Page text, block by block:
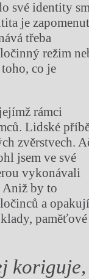
své identity
je
třeba
režim
co je
rámci
Lidské
zvěrstvech.
jsem ve své
vykonávali
Aniž by to
a opakují
paměťové
koriguje,